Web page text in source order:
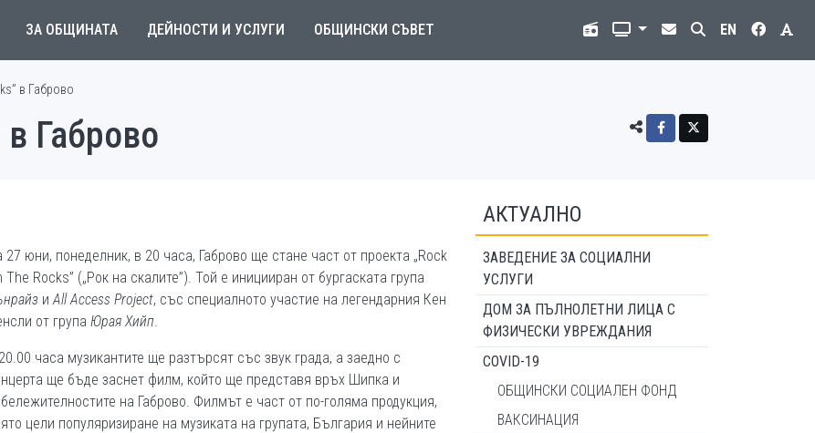
ЗА ОБЩИНАТА ДЕЙНОСТИ И УСЛУГИ ОБЩИНСКИ СЪВЕТ EN
в Габрово
в Габрово
27 юни, понеделник, в 20 часа, Габрово ще стане част от проекта „Rock
The Rocks” („Рок на скалите”). Той е иницииран от бургаската група
иAll Access Project, със специалното участие на легендарния Кен
от група Юрая Хийп.
часа музикантите ще разтърсят със звук града, а заедно с
ще бъде заснет филм, който ще представя връх Шипка и
на Габрово. Филмът е част от по-голяма продукция,
цели популяризиране на музиката на групата, България и нейните
АКТУАЛНО
ЗАВЕДЕНИЕ ЗА СОЦИАЛНИ
УСЛУГИ
ДОМ ЗА ПЪЛНОЛЕТНИ ЛИЦА С
ФИЗИЧЕСКИ УВРЕЖДАНИЯ
COVID-19
ОБЩИНСКИ СОЦИАЛЕН ФОНД
ВАКСИНАЦИЯ